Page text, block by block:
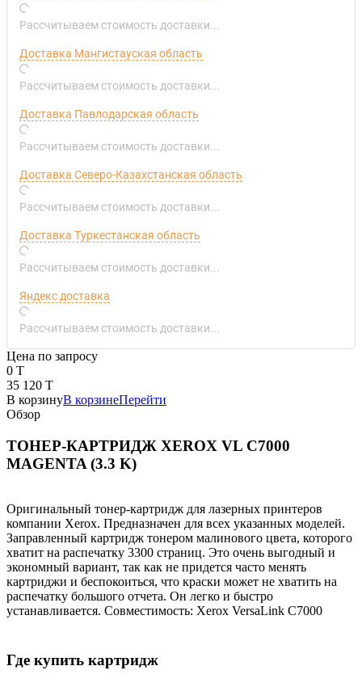
Рассчитываем стоимость доставки...
Доставка Мангистауская область
Рассчитываем стоимость доставки...
Доставка Павлодарская область
Рассчитываем стоимость доставки...
Доставка Северо-Казахстанская область
Рассчитываем стоимость доставки...
Доставка Туркестанская область
Рассчитываем стоимость доставки...
Яндекс доставка
Рассчитываем стоимость доставки...
Цена по запросу
0 T
35 120 T
В корзинуВ корзинеПерейти
Обзор
ТОНЕР-КАРТРИДЖ XEROX VL C7000
MAGENTA (3.3 K)
Оригинальный тонер-картридж для лазерных принтеров
компании Xerox. Предназначен для всех указанных моделей.
Заправленный картридж тонером малинового цвета, которого
хватит на распечатку 3300 страниц. Это очень выгодный и
экономный вариант, так как не придется часто менять
картриджи и беспокоиться, что краски может не хватить на
распечатку большого отчета. Он легко и быстро
устанавливается. Совместимость: Xerox VersaLink C7000
Где купить картридж